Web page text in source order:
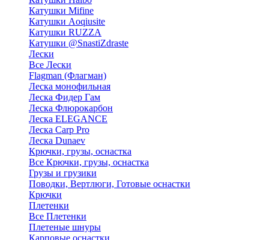
Катушки Mifine
Катушки Aoqiusite
Катушки RUZZA
Катушки @SnastiZdraste
Лески
Все Лески
Flagman (Флагман)
Леска монофильная
Леска Фидер Гам
Леска Флюрокарбон
Леска ELEGANCE
Леска Carp Pro
Леска Dunaev
Крючки, грузы, оснастка
Все Крючки, грузы, оснастка
Грузы и грузики
Поводки, Вертлюги, Готовые оснастки
Крючки
Плетенки
Все Плетенки
Плетеные шнуры
Карповые оснастки